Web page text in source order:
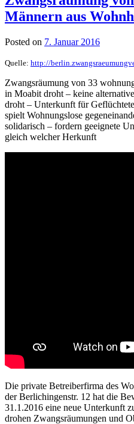
Männern aus
Posted on 7. Januar 2016
Quelle: http://
Zwangsräumung von 33
in Moabit droht – keine
droht – Unterkunft für
spielt Wohnungslose
solidarisch – fordern geeignete
gleich welcher Herkunft
Die private Betreiberfirma des
der Berlichingenstr. 12 hat die
31.1.2016 eine neue Unterkunft
drohen Zwangsräumungen und